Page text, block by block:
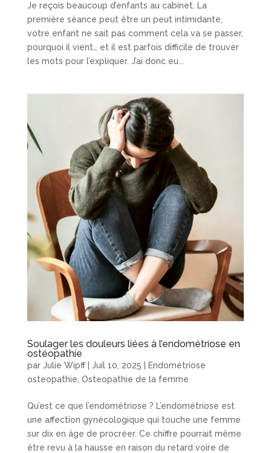
Je reçois beaucoup d’enfants au cabinet. La
première séance peut être un peut intimidante,
votre enfant ne sait pas comment cela va se passer,
pourquoi il vient… et il est parfois difficile de trouver
les mots pour l’expliquer. J’ai donc eu...
Soulager les douleurs liées à l’endométriose en
ostéopathie
par Julie Wipff| Juil 10, 2025
Endométriose
osteopathie Osteopathie de la femme
Qu’est ce que l’endométriose ? L’endométriose est
une affection gynécologique qui touche une femme
sur dix en âge de procréer. Ce chiffre pourrait même
être revu à la hausse en raison du retard voire de